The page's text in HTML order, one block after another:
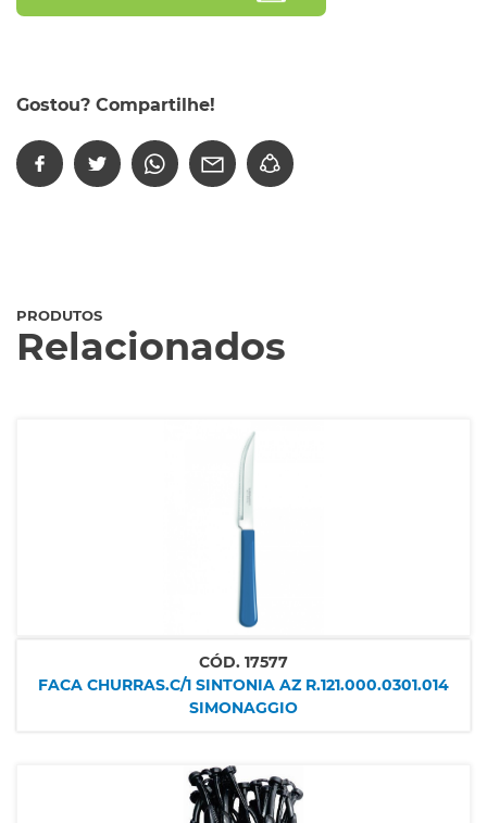
Gostou? Compartilhe!
PRODUTOS
Relacionados
CÓD. 17577
FACA CHURRAS.C/1 SINTONIA AZ R.121.000.0301.014
SIMONAGGIO